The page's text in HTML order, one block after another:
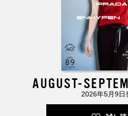
AUGUST-
2026年5月9日